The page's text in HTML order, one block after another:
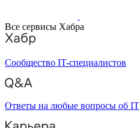
Все сервисы Хабра
Сообщество IT-специалистов
Ответы на любые вопросы об IT